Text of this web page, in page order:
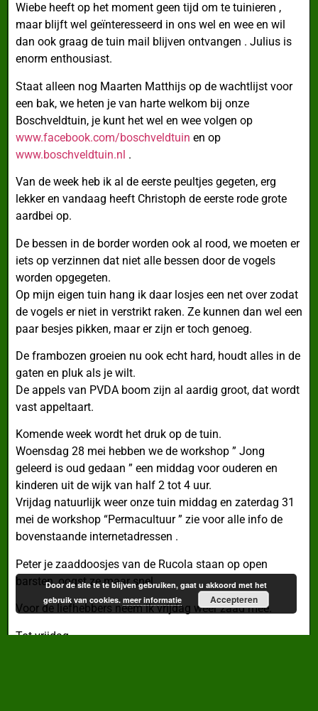
Wiebe heeft op het moment geen tijd om te tuinieren ,
maar blijft wel geïnteresseerd in ons wel en wee en wil
dan ook graag de tuin mail blijven ontvangen . Julius is
enorm enthousiast.
Staat alleen nog Maarten Matthijs op de wachtlijst voor
een bak, we heten je van harte welkom bij onze
Boschveldtuin, je kunt het wel en wee volgen op
www.facebook.com/boschveldtuin en op
www.boschveldtuin.nl .
Van de week heb ik al de eerste peultjes gegeten, erg
lekker en vandaag heeft Christoph de eerste rode grote
aardbei op.
De bessen in de border worden ook al rood, we moeten er
iets op verzinnen dat niet alle bessen door de vogels
worden opgegeten.
Op mijn eigen tuin hang ik daar losjes een net over zodat
de vogels er niet in verstrikt raken. Ze kunnen dan wel een
paar besjes pikken, maar er zijn er toch genoeg.
De frambozen groeien nu ook echt hard, houdt alles in de
gaten en pluk als je wilt.
De appels van PVDA boom zijn al aardig groot, dat wordt
vast appeltaart.
Komende week wordt het druk op de tuin.
Woensdag 28 mei hebben we de workshop ” Jong
geleerd is oud gedaan ” een middag voor ouderen en
kinderen uit de wijk van half 2 tot 4 uur.
Vrijdag natuurlijk weer onze tuin middag en zaterdag 31
mei de workshop “Permacultuur ” zie voor alle info de
bovenstaande internetadressen .
Peter je zaaddoosjes van de Rucola staan op open
barsten, oogst ze maar snel.
Voor de liefhebbers neem ik vrijdag weer zaad mee.
Tot vrijdag,
Door de site te te blijven gebruiken, gaat u akkoord met het
gebruik van cookies.meer informatie Accepteren